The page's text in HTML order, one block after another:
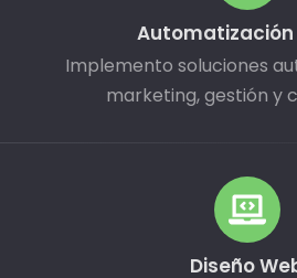
Automatización
Implemento soluciones
marketing, gestión y
Diseño